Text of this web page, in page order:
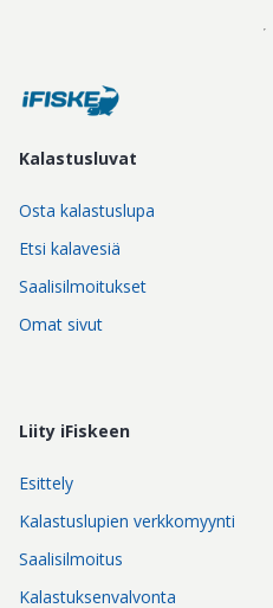
Kalastusluvat
Osta kalastuslupa
Etsi kalavesiä
Saalisilmoitukset
Omat sivut
Liity iFiskeen
Esittely
Kalastuslupien verkkomyynti
Saalisilmoitus
Kalastuksenvalvonta